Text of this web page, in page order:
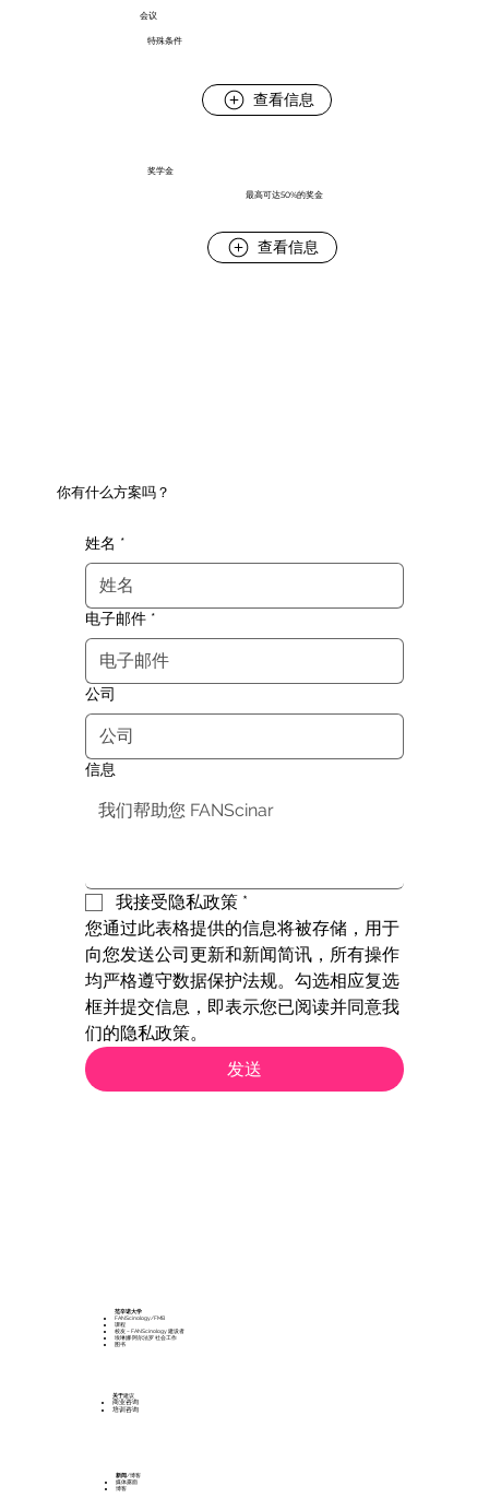
姓名 *
电子邮件 *
公司
信息
我接受隐私政策 *
您通过此表格提供的信息将被存储，用于
向您发送公司更新和新闻简讯，所有操作
均严格遵守数据保护法规。勾选相应复选
框并提交信息，即表示您已阅读并同意我
们的隐私政策。
发送
你有什么方案吗？
特殊条件
会议
查看信息
奖学金
最高可达50%的奖金
查看信息
范辛诺大学
FANScinology/FMB
课程
校友 – FANScinology 建设者
埃琳娜·阿尔法罗 社会工作
图书
关于建议
商业咨询
培训咨询
新闻/博客
媒体露面
博客